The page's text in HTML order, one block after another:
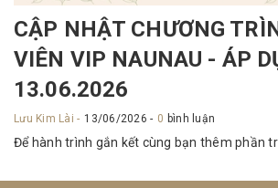
CẬP NHẬT CHƯƠNG
VIÊN VIP NAUNAU - ÁP
13.06.2026
Lưu Kim Lài 13/06/2026 0 bình luận
Để hành trình gắn kết cùng bạn thêm phần